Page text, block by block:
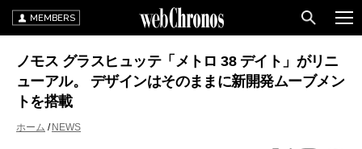
MEMBERS
ノモス グラスヒュッテ「メトロ 38 デイト」がリニ
ューアル。 デザインはそのままに新開発ムーブメン
トを搭載
ホーム NEWS